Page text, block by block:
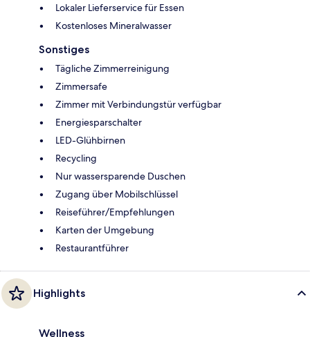
Lokaler Lieferservice für Essen
Kostenloses Mineralwasser
Sonstiges
Tägliche Zimmerreinigung
Zimmersafe
Zimmer mit Verbindungstür verfügbar
Energiesparschalter
LED-Glühbirnen
Recycling
Nur wassersparende Duschen
Zugang über Mobilschlüssel
Reiseführer/Empfehlungen
Karten der Umgebung
Restaurantführer
Highlights
Wellness